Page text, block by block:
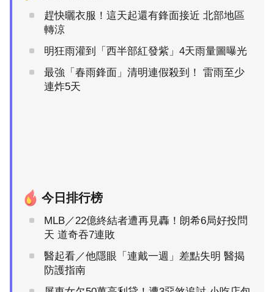
趕快曬衣服！這天起還有鋒面接近 北部地區
轉涼
明狂雨灌到「西半部紅發紫」4天雨量圖曝光
最強「春雨鋒面」清明連假殺到！ 雷雨至少
連炸5天
今日排行榜
MLB／22億終結者遭再見轟！朗希6局好投問
天 道奇吞7連敗
醫起看／他隱眼「連戴一週」差點失明 醫揭
防護指南